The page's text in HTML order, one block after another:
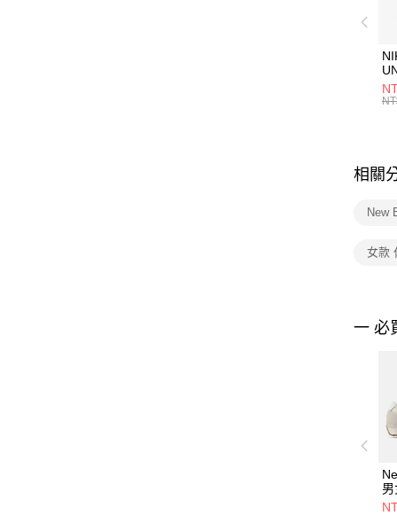
統
相關
New
女款
一 必